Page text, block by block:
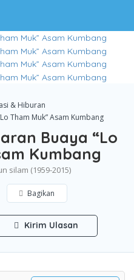
& Hiburan
Tham Muk” Asam Kumbang
Buaya “Lo
Kumbang
silam (1959-2015)
Bagikan
Kirim Ulasan